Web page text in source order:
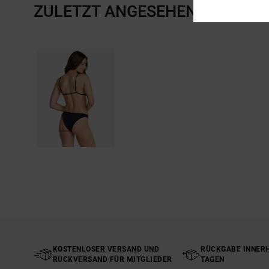
ZULETZT ANGESEHENE ARTIKEL
KOSTENLOSER VERSAND UND
RÜCKVERSAND FÜR MITGLIEDER
RÜCKGABE
TAGEN